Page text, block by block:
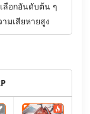
ลือกอันดับต้น ๆ
มเสียหายสูง